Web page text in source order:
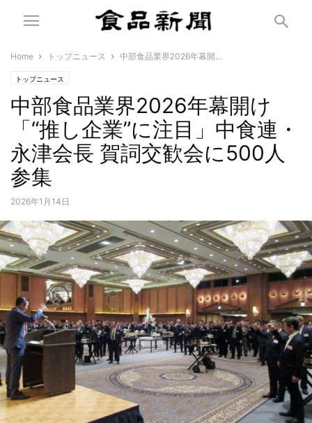
Home トップニュース 中部食品業界2026年幕開...
トップニュース
中部食品業界2026年幕開け
「“推し企業”に注目」中食連・
永津会長 賀詞交歓会に500人
参集
2026年1月14日